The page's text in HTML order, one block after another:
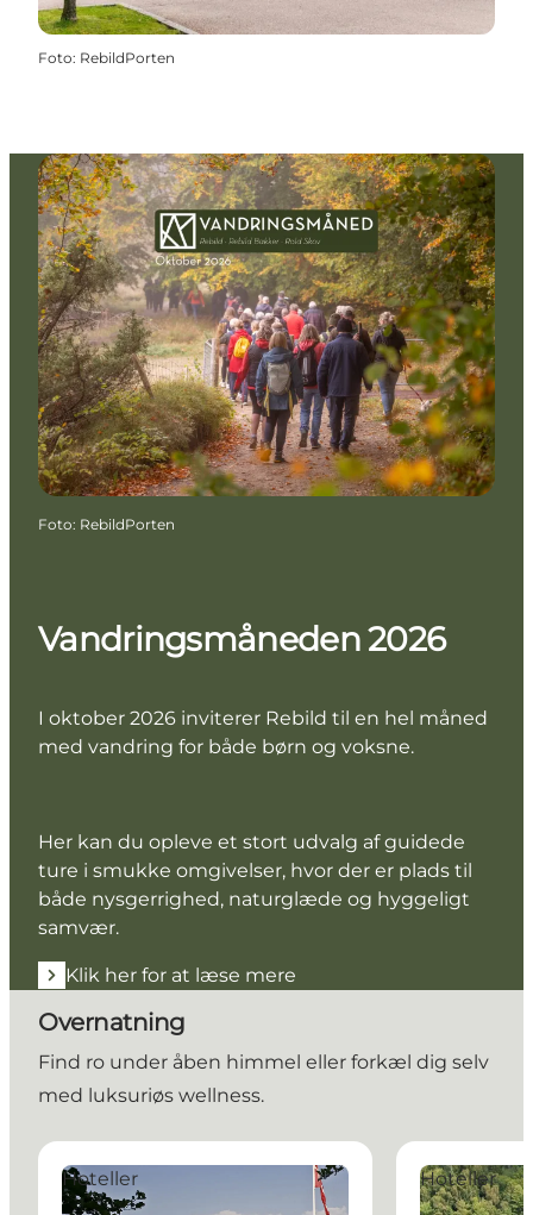
Foto: RebildPorten
Foto: RebildPorten
Vandringsmåneden 2026
I oktober 2026 inviterer Rebild til en hel måned
med vandring for både børn og voksne.
Her kan du opleve et stort udvalg af guidede
ture i smukke omgivelser, hvor der er plads til
både nysgerrighed, naturglæde og hyggeligt
samvær.
Klik her for at læse mere
Overnatning
Find ro under åben himmel eller forkæl dig selv
med luksuriøs wellness.
Comwell Rebild Bakker
Hoteller
Rold StorKro
Hoteller